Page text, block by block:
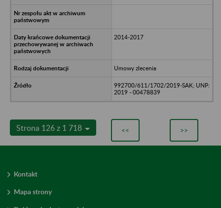
2014-2017
Umowy zlecenia
992700/611/1702/2019-SAK; UNP:
2019 - 00478839
Strona 126 z 1 718 << >>
Kontakt
Mapa strony